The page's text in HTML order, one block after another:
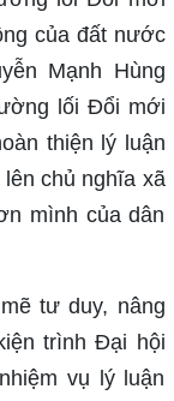
của đất nước
Mạnh Hùng
lối Đổi mới
thiện lý luận
chủ nghĩa xã
mình của dân
tư duy, nâng
trình Đại hội
vụ lý luận